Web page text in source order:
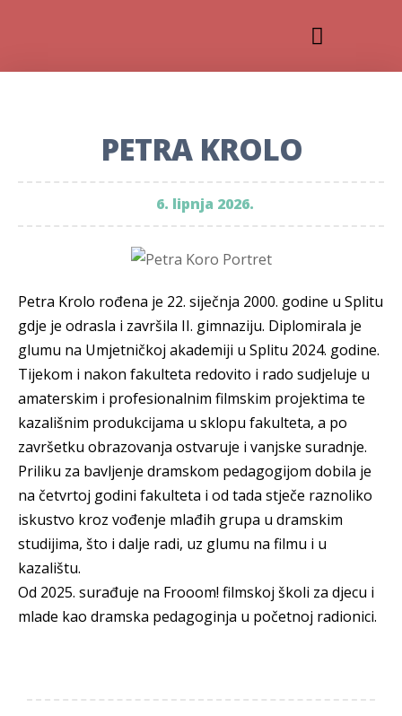
PETRA KROLO
6. lipnja 2026.
Petra Krolo rođena je 22. siječnja 2000. godine u Splitu
gdje je odrasla i završila II. gimnaziju. Diplomirala je
glumu na Umjetničkoj akademiji u Splitu 2024. godine.
Tijekom i nakon fakulteta redovito i rado sudjeluje u
amaterskim i profesionalnim filmskim projektima te
kazališnim produkcijama u sklopu fakulteta, a po
završetku obrazovanja ostvaruje i vanjske suradnje.
Priliku za bavljenje dramskom pedagogijom dobila je
na četvrtoj godini fakulteta i od tada stječe raznoliko
iskustvo kroz vođenje mlađih grupa u dramskim
studijima, što i dalje radi, uz glumu na filmu i u
kazalištu.
Od 2025. surađuje na Frooom! filmskoj školi za djecu i
mlade kao dramska pedagoginja u početnoj radionici.